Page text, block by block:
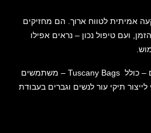
אמיתית לטווח ארוך. הם מחזיקים
ועם טיפול נכון – נראים אפילו
לכן, מותגים מובילים בעולם – כולל Tuscany Bags – משתמשים
תיקי עור לנשים וגברים בעבודת